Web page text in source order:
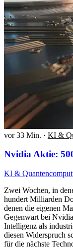
vor 33 Min. · KI &
Nvidia Aktie:
KI &
Zwei Wochen, in
hundert Milliarden
denen die eigenen
Gegenwart bei
Intelligenz als
diesen Widerspruch
für die nächste